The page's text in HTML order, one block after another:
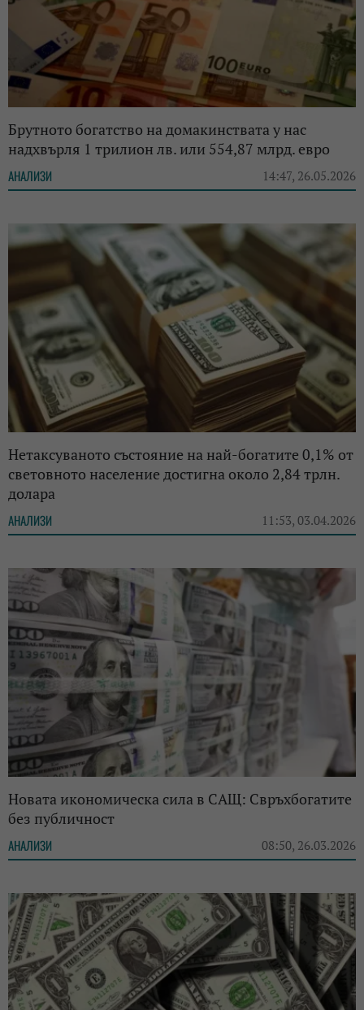
Брутното богатство на домакинствата у нас
надхвърля 1 трилион лв. или 554,87 млрд. евро
АНАЛИЗИ 14:47, 26.05.2026
Нетаксуваното състояние на най-богатите 0,1% от
световното население достигна около 2,84 трлн.
долара
АНАЛИЗИ 11:53, 03.04.2026
Новата икономическа сила в САЩ: Свръхбогатите
без публичност
АНАЛИЗИ 08:50, 26.03.2026